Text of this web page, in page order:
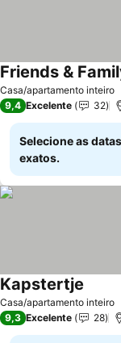
Casa/apartamento inteiro
Friends &
9,4 Excelente 32
Selecione as
exatos.
Casa/apartamento inteiro
Kapstertje
9,3 Excelente 28